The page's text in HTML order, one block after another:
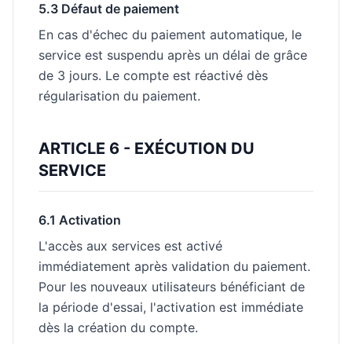
5.3 Défaut de paiement
En cas d'échec du paiement automatique, le
service est suspendu après un délai de grâce
de 3 jours. Le compte est réactivé dès
régularisation du paiement.
ARTICLE 6 - EXÉCUTION DU
SERVICE
6.1 Activation
L'accès aux services est activé
immédiatement après validation du paiement.
Pour les nouveaux utilisateurs bénéficiant de
la période d'essai, l'activation est immédiate
dès la création du compte.